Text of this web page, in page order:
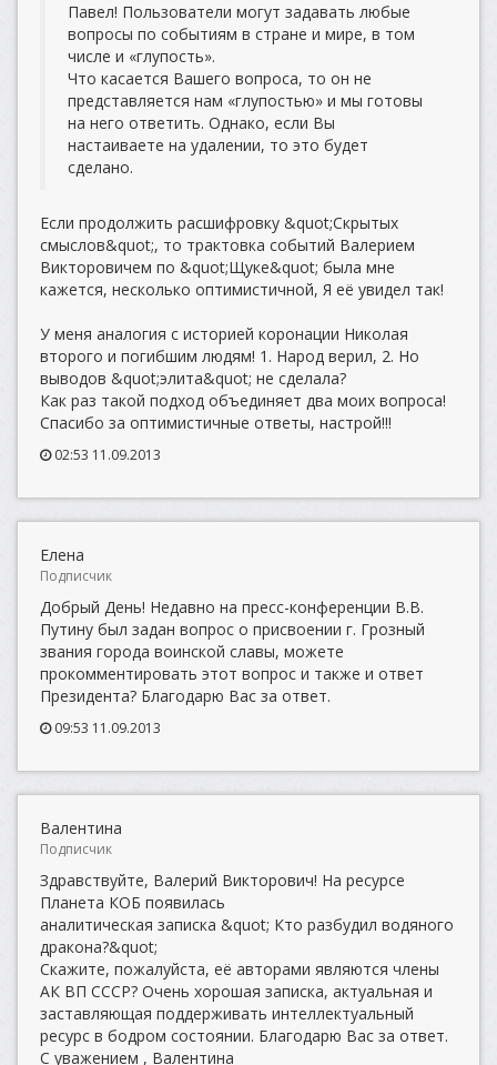
Павел! Пользователи могут задавать любые
вопросы по событиям в стране и мире, в том
числе и «глупость».
Что касается Вашего вопроса, то он не
представляется нам «глупостью» и мы готовы
на него ответить. Однако, если Вы
настаиваете на удалении, то это будет
сделано.
Если продолжить расшифровку &quot;Скрытых
смыслов&quot;, то трактовка событий Валерием
Викторовичем по &quot;Щуке&quot; была мне
кажется, несколько оптимистичной, Я её увидел так!
У меня аналогия с историей коронации Николая
второго и погибшим людям! 1. Народ верил, 2. Но
выводов &quot;элита&quot; не сделала?
Как раз такой подход объединяет два моих вопроса!
Спасибо за оптимистичные ответы, настрой!!!
02:53 11.09.2013
Елена
Подписчик
Добрый День! Недавно на пресс-конференции В.В.
Путину был задан вопрос о присвоении г. Грозный
звания города воинской славы, можете
прокомментировать этот вопрос и также и ответ
Президента? Благодарю Вас за ответ.
09:53 11.09.2013
Валентина
Подписчик
Здравствуйте, Валерий Викторович! На ресурсе
Планета КОБ появилась
аналитическая записка &quot; Кто разбудил водяного
дракона?&quot;
Скажите, пожалуйста, её авторами являются члены
АК ВП СССР? Очень хорошая записка, актуальная и
заставляющая поддерживать интеллектуальный
ресурс в бодром состоянии. Благодарю Вас за ответ.
С уважением , Валентина